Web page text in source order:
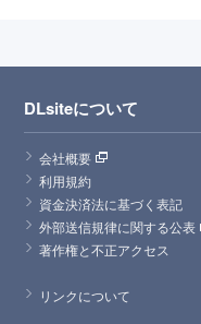
DLsiteについて
会社概要
利用規約
資金決済法に基づく表記
外部送信規律に関する公表
著作権と不正アクセス
リンクについて